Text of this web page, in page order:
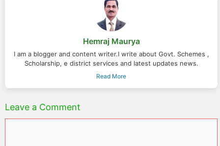
Hemraj Maurya
I am a blogger and content writer.I write about Govt. Schemes ,
Scholarship, e district services and latest updates news.
Read More
Leave a Comment